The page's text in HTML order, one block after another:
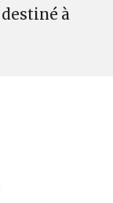
à